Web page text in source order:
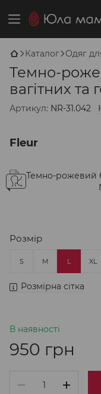
Каталог Одяг
Темно-
вагітних
Артикул: NR-31.042
Fleur
Розмір
S M L XL
Розмірна сітка
В наявності
950 грн